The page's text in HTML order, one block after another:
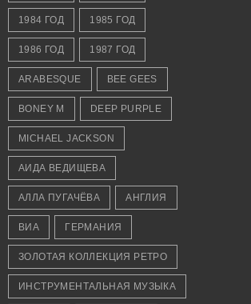
1984 ГОД 1985 ГОД
1986 ГОД 1987 ГОД
ARABESQUE BEE GEES
BONEY M DEEP PURPLE
MICHAEL JACKSON
АИДА ВЕДИЩЕВА
АЛЛА ПУГАЧЁВА АНГЛИЯ
ВИА ГЕРМАНИЯ
ЗОЛОТАЯ КОЛЛЕКЦИЯ РЕТРО
ИНСТРУМЕНТАЛЬНАЯ МУЗЫКА